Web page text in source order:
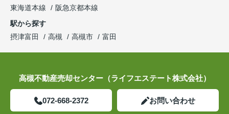
東海道本線
阪急京都本線
駅から探す
摂津富田
高槻 高槻市 富田
高槻不動産売却センター（ライフエステート株式会社）
072-668-2372 お問い合わせ